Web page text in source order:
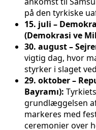
på den tyrkiske
15. juli –
(Demokrasi ve
30. august –
vigtig dag, hvor
styrker i slaget
29. oktober –
Bayramı):
grundlæggelsen
markeres med
ceremonier over